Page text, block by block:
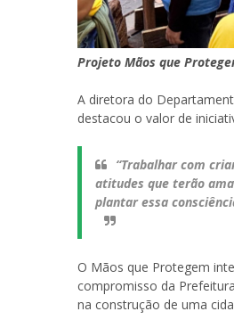
Projeto Mãos que
A diretora do
destacou o valor de
“Trabalhar com
atitudes que terão
plantar essa
O Mãos que Protegem
compromisso da
na construção de uma